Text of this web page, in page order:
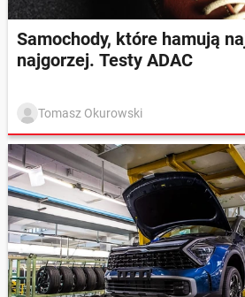
Samochody, które hamują
najgorzej. Testy ADAC
Tomasz Okurowski